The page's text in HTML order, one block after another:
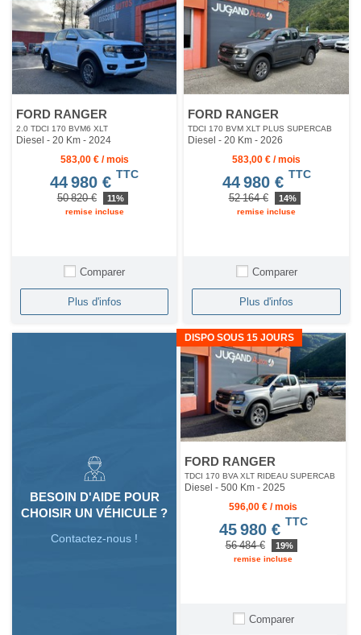
FORD RANGER
2.0 TDCI 170 BVM6 XLT
Diesel - 20 Km - 2024
583,00 € / mois
44 980 € TTC
50 820 € 11%
remise incluse
Comparer
Plus d'infos
FORD RANGER
TDCI 170 BVM XLT PLUS SUPERCAB
Diesel - 20 Km- 2026
583,00 € / mois
44 980 € TTC
52 164 € 14%
remise incluse
Comparer
Plus d'infos
BESOIN D'AIDE POUR
CHOISIR UN VÉHICULE ?
Contactez-nous !
DISPO SOUS 15 JOURS
FORD RANGER
TDCI 170 BVA XLT RIDEAU SUPERCAB
Diesel - 500 Km- 2025
596,00 € / mois
45 980 € TTC
56 484 € 19%
remise incluse
Comparer